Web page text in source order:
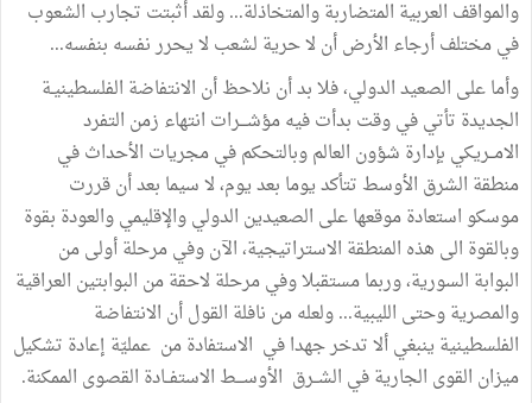
والمواقف العربية المتضاربةوالمتخاذلة...ولقدأثبتت تجارب الشعوب
فيمختلفأرجاء الأرضأن لاحرية لشعب لايحررنفسه بنفسه...
وأماعلى الصعيدالدولي،فلابدأن نلاحظأن الانتفاضة الفلسطينيـة
الجديدة تأتيفيوقت بدأتفيهمؤشـــرات انتهاء زمن التفرد
الامــريكي بإدارة شؤون العالموبالتحكمفيمجريات الأحداثفي
منطقة الشرق الأوسط تتأكديوما بعديوم،لاسيما بعدأنقررت
موسكواستعادةموقعهاعلى الصعيدين الدوليوالإقليميوالعودة بقوة
وبالقوة الى هذه المنطقة الاستراتيجية،الآنوفيمرحلةأولىمن
البوابة السورية،وربمامستقبلاوفيمرحلة لاحقةمن البوابتين العراقية
والمصريةوحتى الليبية...ولعلهمن نافلة القولأن الانتفاضة
الفلسطينية ينبغيألاتدخرجهدافي الاستفادةمن عمليّة إعادة تشكيل
ميزان القوى الجاريةفي الشــرق الأوســـط الاستفــادة القصوى الممكنة.